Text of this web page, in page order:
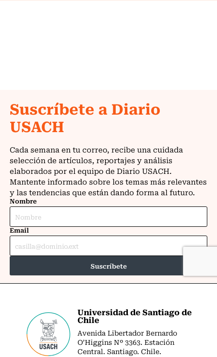
Universidad de Santiago de
Chile
Avenida Libertador Bernardo
O’Higgins Nº 3363. Estación
Central. Santiago. Chile.